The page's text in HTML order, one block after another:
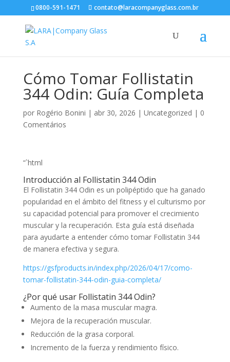
0800-591-1471 contato@laracompanyglass.com.br
Cómo Tomar Follistatin
344 Odin: Guía Completa
por Rogério Bonini | abr 30, 2026 | Uncategorized | 0
Comentários
“`html
Introducción al Follistatin 344 Odin
El Follistatin 344 Odin es un polipéptido que ha ganado
popularidad en el ámbito del fitness y el culturismo por
su capacidad potencial para promover el crecimiento
muscular y la recuperación. Esta guía está diseñada
para ayudarte a entender cómo tomar Follistatin 344
de manera efectiva y segura.
https://gsfproducts.in/index.php/2026/04/17/como-
tomar-follistatin-344-odin-guia-completa/
¿Por qué usar Follistatin 344 Odin?
Aumento de la masa muscular magra.
Mejora de la recuperación muscular.
Reducción de la grasa corporal.
Incremento de la fuerza y rendimiento físico.